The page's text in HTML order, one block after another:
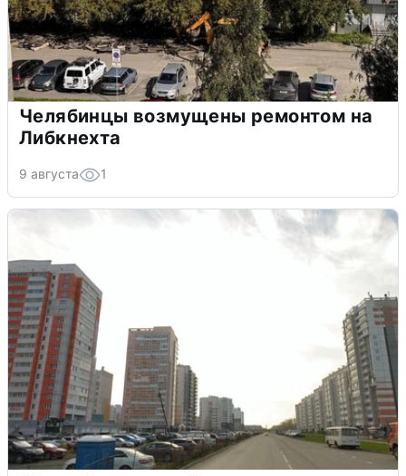
Челябинцы возмущены ремонтом на
Либкнехта
9 августа 1